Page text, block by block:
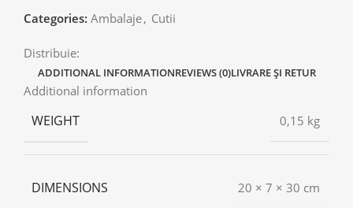
Categories: Ambalaje, Cutii
Distribuie:
ADDITIONAL INFORMATIONREVIEWS (0)LIVRARE ȘI RETUR
Additional information
WEIGHT 0,15 kg
DIMENSIONS 20 × 7 × 30 cm